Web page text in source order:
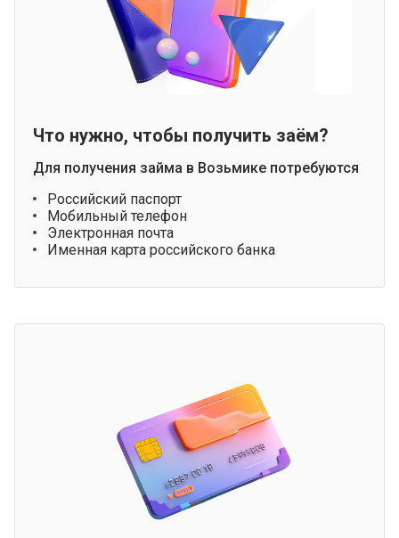
Что нужно, чтобы получить заём?
Для получения займа в Возьмике потребуются
Российский паспорт
Мобильный телефон
Электронная почта
Именная карта российского банка